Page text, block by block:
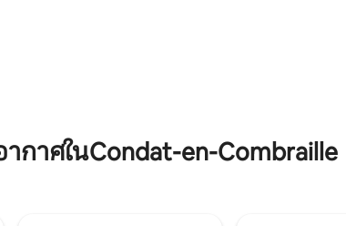
าศในCondat-en-Combraille